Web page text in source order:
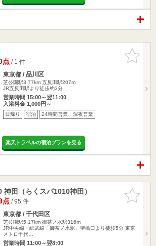
お気に入
りに追加
点/ 1 件
東京都 / 品川区
芝公園駅3.77km 五反田駅207m
JR五反田駅より徒歩約3分
営業時間 15:00～翌11:00
入浴料金 1,000円～
日帰り 宿泊 24時間営業、深夜営業
楽天トラベルの宿泊プランを見る
お気に入
りに追加
神田（らくスパ1010神田）
点/ 95 件
東京都 / 千代田区
芝公園駅5.17km 御茶ノ水駅316m
JR中央線・総武線「御茶ノ水駅」聖橋口より徒歩5分 東京
メトロ千代…
営業時間 11:00～翌8:00